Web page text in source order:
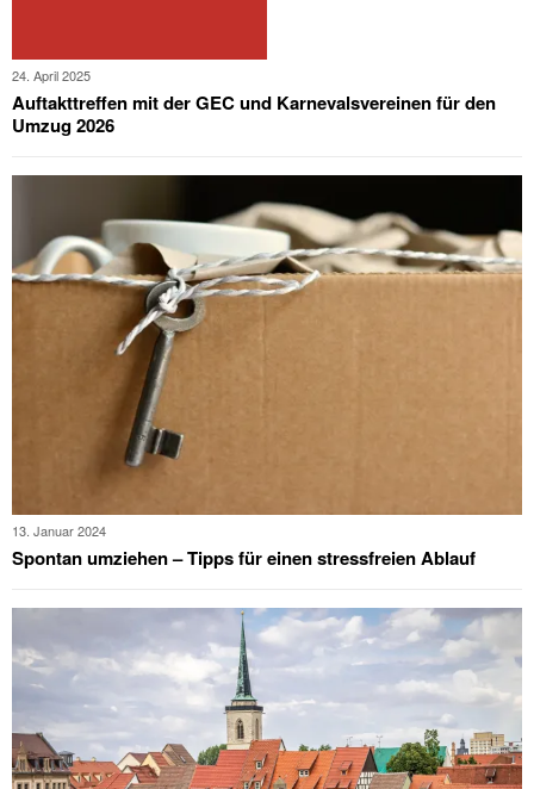
24. April 2025
Auftakttreffen mit der GEC und Karnevalsvereinen für den
Umzug 2026
13. Januar 2024
Spontan umziehen – Tipps für einen stressfreien Ablauf